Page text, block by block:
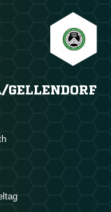
​GELLENDORF